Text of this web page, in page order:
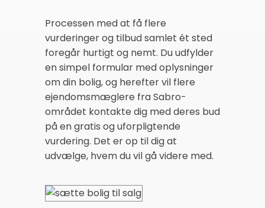
Processen med at få flere
vurderinger og tilbud samlet ét sted
foregår hurtigt og nemt. Du udfylder
en simpel formular med oplysninger
om din bolig, og herefter vil flere
ejendomsmæglere fra Sabro-
området kontakte dig med deres bud
på en gratis og uforpligtende
vurdering. Det er op til dig at
udvælge, hvem du vil gå videre med.